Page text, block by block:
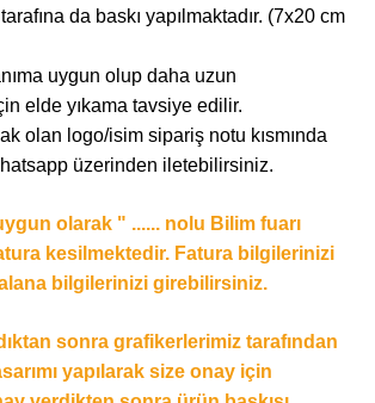
da baskı yapılmaktadır. (7x20 cm
uygun olup daha uzun
elde yıkama tavsiye edilir.
olan logo/isim sipariş notu kısmında
üzerinden iletebilirsiniz.
olarak " ...... nolu Bilim fuarı
kesilmektedir. Fatura bilgilerinizi
bilgilerinizi girebilirsiniz.
sonra grafikerlerimiz tarafından
yapılarak size onay için